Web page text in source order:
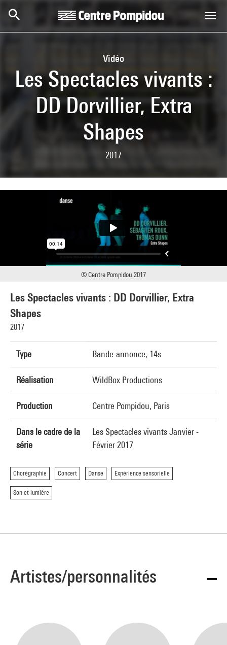
Vidéo
Les Spectacles vivants :
DD Dorvillier, Extra
Shapes
2017
Les Spectacles vivants : DD Dorvillier, Extra
Shapes
2017
Type Bande-annonce, 14s
Réalisation WildBox Productions
Production Centre Pompidou, Paris
Dans le cadre de la
série
Les Spectacles vivants Janvier -
Février 2017
Chorégraphie Concert Danse Expérience sensorielle
Son et lumière
© Centre Pompidou 2017
Artistes/personnalités